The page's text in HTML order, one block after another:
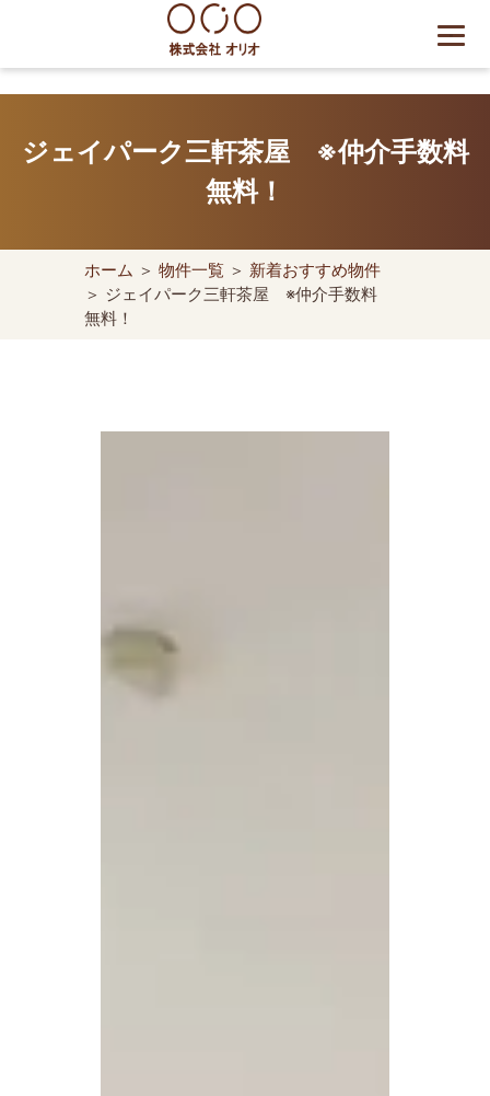
content
世田谷区の相続・空き家・借
却・買取は株式会社Orio
ジェイパーク三軒茶屋 ※仲介手数料
無料！
ホーム ＞ 物件一覧 ＞ 新着おすすめ物件
＞ ジェイパーク三軒茶屋 ※仲介手数料
無料！